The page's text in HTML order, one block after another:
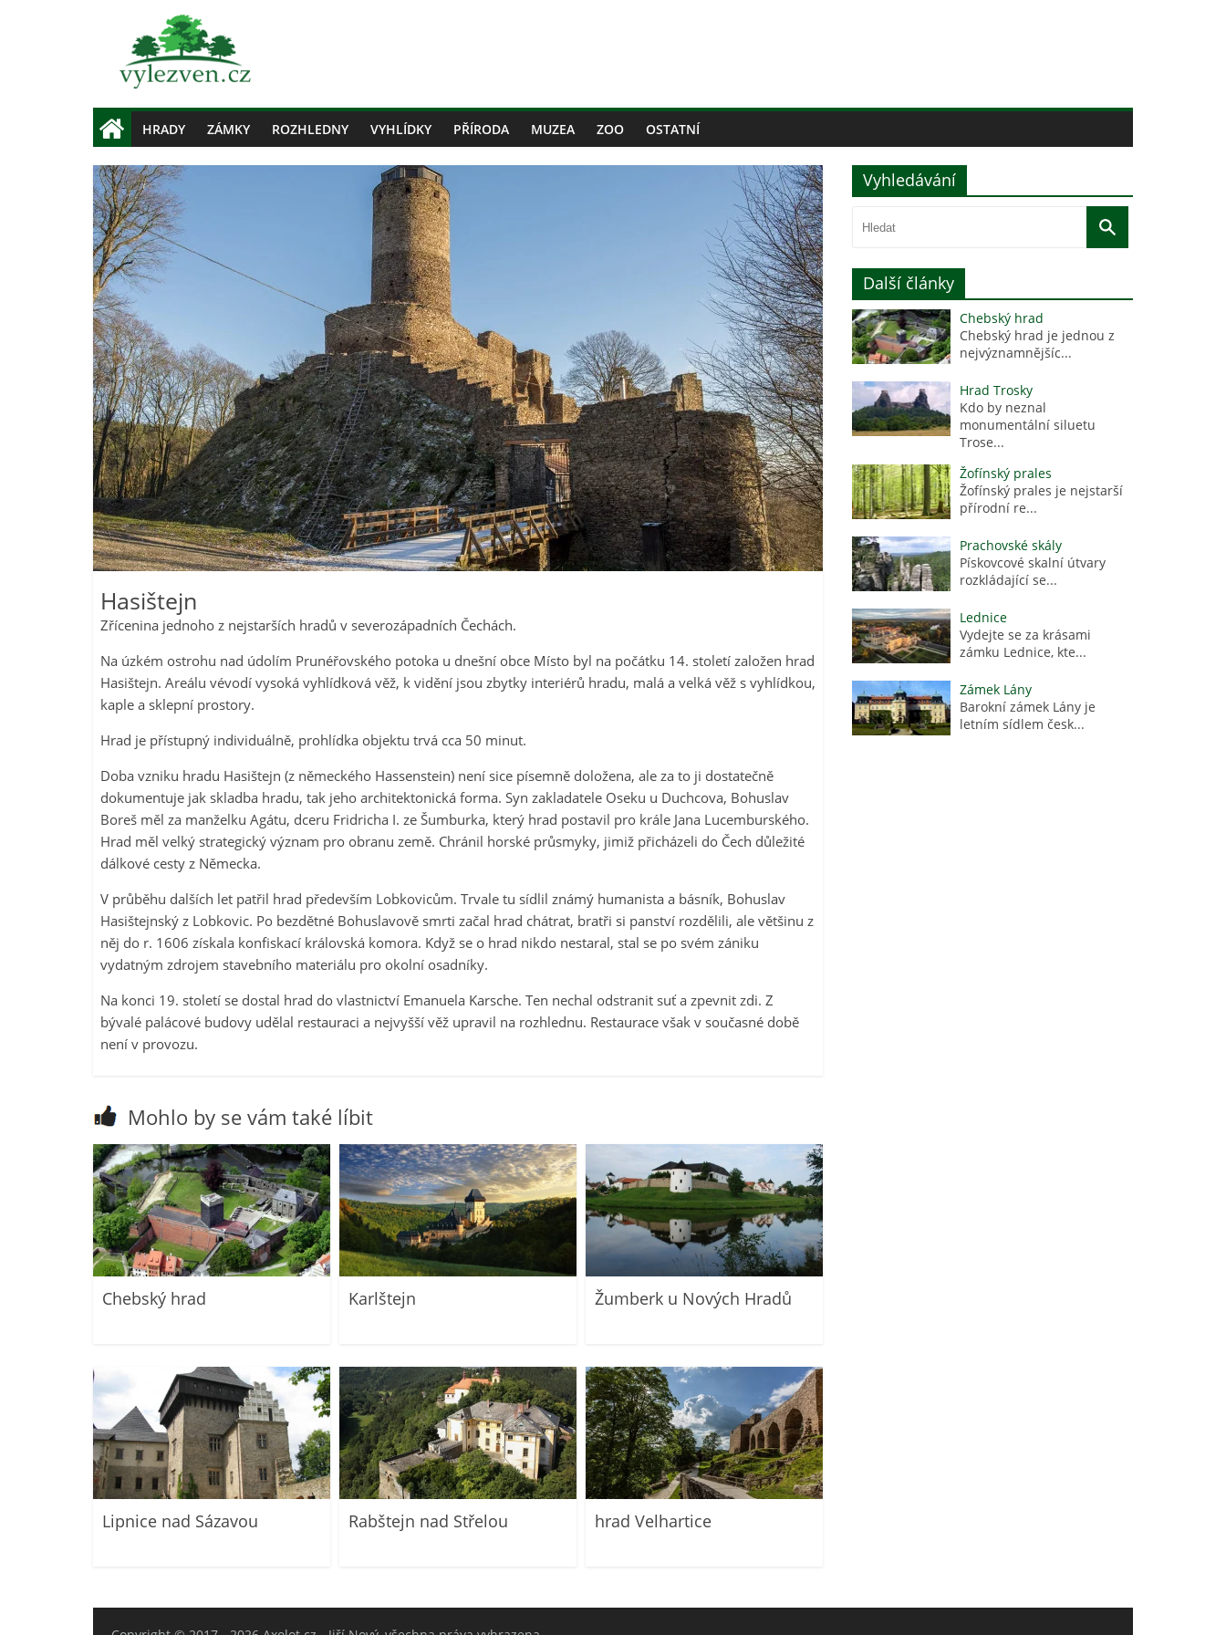
HRADY ZÁMKY ROZHLEDNY VYHLÍDKY PŘÍRODA MUZEA ZOO OSTATNÍ
Hasištejn
Zřícenina jednoho z nejstarších hradů v severozápadních Čechách.
Na úzkém ostrohu nad údolím Prunéřovského potoka u dnešní obce Místo byl na počátku 14. století založen hrad
Hasištejn. Areálu vévodí vysoká vyhlídková věž, k vidění jsou zbytky interiérů hradu, malá a velká věž s vyhlídkou,
kaple a sklepní prostory.
Hrad je přístupný individuálně, prohlídka objektu trvá cca 50 minut.
Doba vzniku hradu Hasištejn (z německého Hassenstein) není sice písemně doložena, ale za to ji dostatečně
dokumentuje jak skladba hradu, tak jeho architektonická forma. Syn zakladatele Oseku u Duchcova, Bohuslav
Boreš měl za manželku Agátu, dceru Fridricha I. ze Šumburka, který hrad postavil pro krále Jana Lucemburského.
Hrad měl velký strategický význam pro obranu země. Chránil horské průsmyky, jimiž přicházeli do Čech důležité
dálkové cesty z Německa.
V průběhu dalších let patřil hrad především Lobkovicům. Trvale tu sídlil známý humanista a básník, Bohuslav
Hasištejnský z Lobkovic. Po bezdětné Bohuslavově smrti začal hrad chátrat, bratři si panství rozdělili, ale většinu z
něj do r. 1606 získala konfiskací královská komora. Když se o hrad nikdo nestaral, stal se po svém zániku
vydatným zdrojem stavebního materiálu pro okolní osadníky.
Na konci 19. století se dostal hrad do vlastnictví Emanuela Karsche. Ten nechal odstranit suť a zpevnit zdi. Z
bývalé palácové budovy udělal restauraci a nejvyšší věž upravil na rozhlednu. Restaurace však v současné době
není v provozu.
Mohlo by se vám také líbit
Chebský hrad Karlštejn Žumberk u Nových Hradů
Lipnice nad Sázavou Rabštejn nad Střelou hrad Velhartice
Vyhledávání
Další články
Chebský hrad
Chebský hrad je jednou z
nejvýznamnějšíc...
Hrad Trosky
Kdo by neznal
monumentální siluetu
Trose...
Žofínský prales
Žofínský prales je nejstarší
přírodní re...
Prachovské skály
Pískovcové skalní útvary
rozkládající se...
Lednice
Vydejte se za krásami
zámku Lednice, kte...
Zámek Lány
Barokní zámek Lány je
letním sídlem česk...